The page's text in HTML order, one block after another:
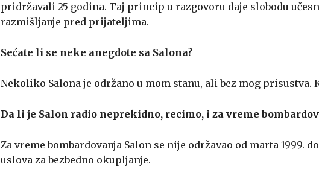
pridržavali 25 godina. Taj princip u razgovoru daje slobodu
razmišljanje pred prijateljima.
Sećate li se neke anegdote sa Salona?
Nekoliko Salona je održano u mom stanu, ali bez mog prisustva.
Da li je Salon radio neprekidno, recimo, i za vreme
Za vreme bombardovanja Salon se nije održavao od marta 1999.
uslova za bezbedno okupljanje.